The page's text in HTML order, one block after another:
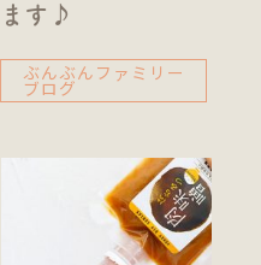
ます♪
ぶんぶんファミリー
ブログ